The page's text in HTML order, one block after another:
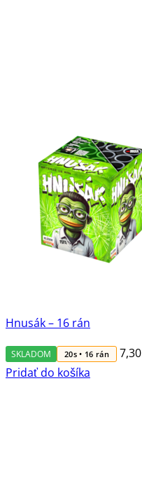
Hnusák – 16 rán
SKLADOM 20s • 16 rán 7,30
Pridať do košíka